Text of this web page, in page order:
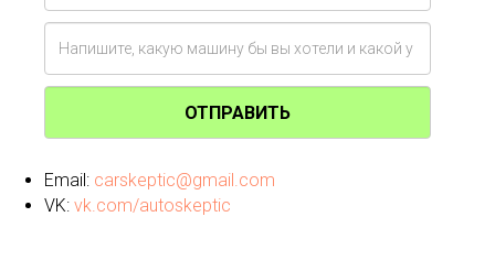
ОТПРАВИТЬ
Email: carskeptic@gmail.com
VK: vk.com/autoskeptic